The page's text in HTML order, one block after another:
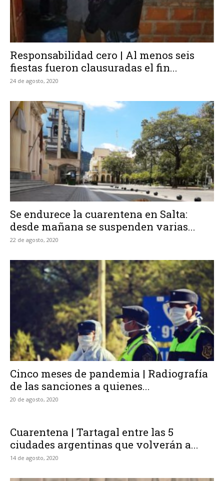
Responsabilidad cero | Al menos seis
fiestas fueron clausuradas el fin...
24 de agosto, 2020
Se endurece la cuarentena en Salta:
desde mañana se suspenden varias...
22 de agosto, 2020
Cinco meses de pandemia | Radiografía
de las sanciones a quienes...
20 de agosto, 2020
Cuarentena | Tartagal entre las 5
ciudades argentinas que volverán a...
14 de agosto, 2020